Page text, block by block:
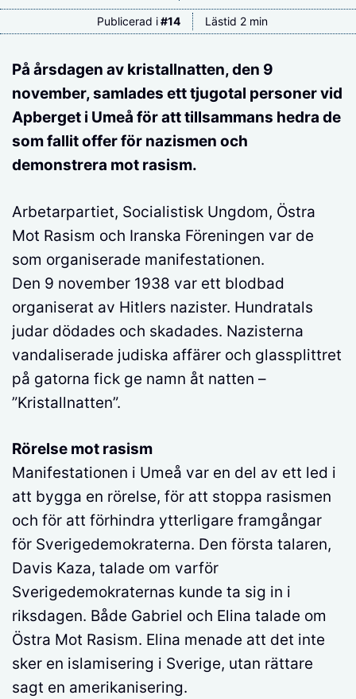
Publicerad i #14 Lästid 2 min
På årsdagen av kristallnatten, den 9
november, samlades ett tjugotal personer vid
Apberget i Umeå för att tillsammans hedra de
som fallit offer för nazismen och
demonstrera mot rasism.
Arbetarpartiet, Socialistisk Ungdom, Östra
Mot Rasism och Iranska Föreningen var de
som organiserade manifestationen.
Den 9 november 1938 var ett blodbad
organiserat av Hitlers nazister. Hundratals
judar dödades och skadades. Nazisterna
vandaliserade judiska affärer och glassplittret
på gatorna fick ge namn åt natten –
”Kristallnatten”.
Rörelse mot rasism
Manifestationen i Umeå var en del av ett led i
att bygga en rörelse, för att stoppa rasismen
och för att förhindra ytterligare framgångar
för Sverigedemokraterna. Den första talaren,
Davis Kaza, talade om varför
Sverigedemokraternas kunde ta sig in i
riksdagen. Både Gabriel och Elina talade om
Östra Mot Rasism. Elina menade att det inte
sker en islamisering i Sverige, utan rättare
sagt en amerikanisering.